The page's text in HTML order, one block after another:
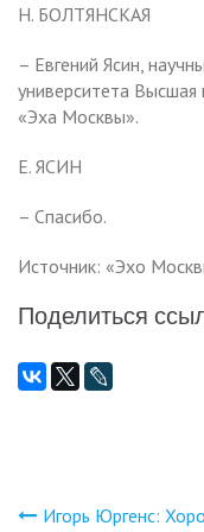
Н. БОЛТЯНСКАЯ
– Евгений Ясин,
университета
«Эха Москвы».
Е. ЯСИН
– Спасибо.
Источник: «Эхо
Поделиться
Игорь Юргенс: